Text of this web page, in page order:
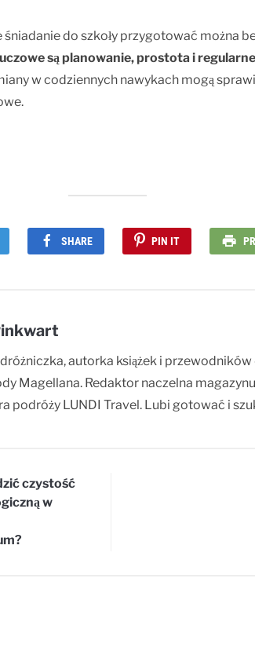
śniadanie do szkoły przygotować można
są planowanie, prostota i
w codziennych nawykach mogą
SHARE PIN IT
autorka książek i
Magellana. Redaktor naczelna
podróży LUNDI Travel. Lubi gotować i
czystość
w